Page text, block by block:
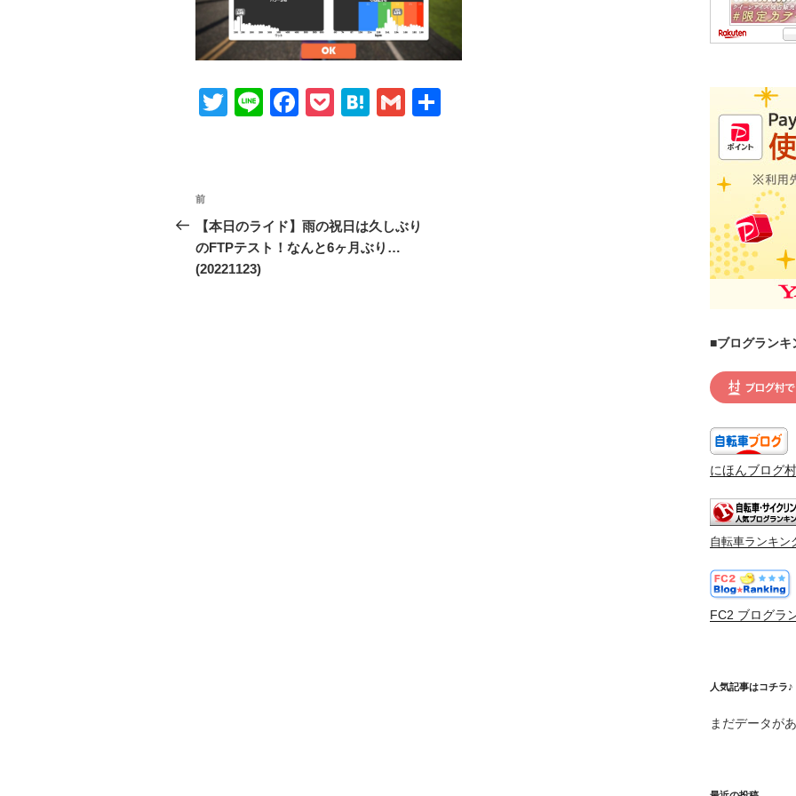
T
Li
F
b
o
P
H
a
G
投
稿
ナ
前
の
投
稿
前
【本日のライド】雨の祝日は久しぶり
のFTPテスト！なんと6ヶ月ぶり…
(20221123)
■ブログランキ
にほんブログ村
自転車ランキン
FC2 ブログラ
人気記事はコチラ♪
まだデータが